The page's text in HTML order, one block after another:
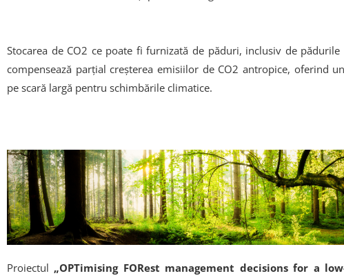
Stocarea de CO2 ce poate fi furnizată de păduri, inclusiv de pădurile
compensează parțial creșterea emisiilor de CO2 antropice, oferind
pe scară largă pentru schimbările climatice.
Proiectul „OPTimising FORest management decisions for a